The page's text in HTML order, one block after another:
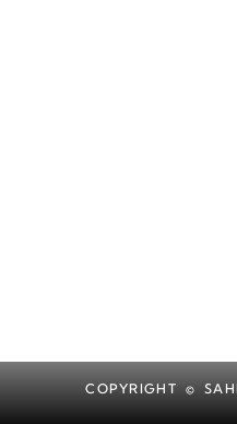
COPYRIGHT ©